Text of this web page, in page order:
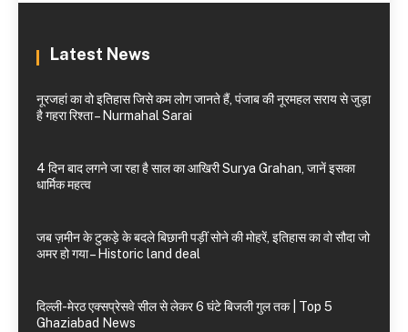
Latest News
नूरजहां का वो इतिहास जिसे कम लोग जानते हैं, पंजाब की नूरमहल सराय से जुड़ा
है गहरा रिश्ता – Nurmahal Sarai
4 दिन बाद लगने जा रहा है साल का आखिरी Surya Grahan, जानें इसका
धार्मिक महत्व
जब ज़मीन के टुकड़े के बदले बिछानी पड़ीं सोने की मोहरें, इतिहास का वो सौदा जो
अमर हो गया – Historic land deal
दिल्ली-मेरठ एक्सप्रेसवे सील से लेकर 6 घंटे बिजली गुल तक | Top 5
Ghaziabad News